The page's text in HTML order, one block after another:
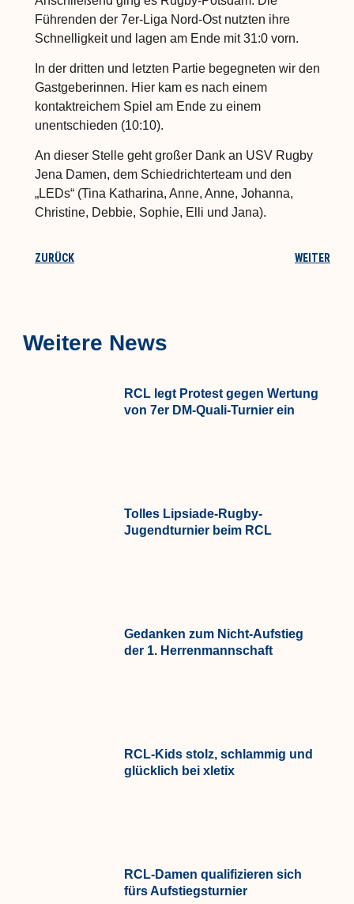
Führenden der 7er-Liga Nord-Ost nutzten ihre
Schnelligkeit und lagen am Ende mit 31:0 vorn.
In der dritten und letzten Partie begegneten wir den
Gastgeberinnen. Hier kam es nach einem
kontaktreichem Spiel am Ende zu einem
unentschieden (10:10).
An dieser Stelle geht großer Dank an USV Rugby
Jena Damen, dem Schiedrichterteam und den
„LEDs“ (Tina Katharina, Anne, Anne, Johanna,
Christine, Debbie, Sophie, Elli und Jana).
ZURÜCK WEITER
Weitere News
RCL legt Protest gegen Wertung
von 7er DM-Quali-Turnier ein
Tolles Lipsiade-Rugby-
Jugendturnier beim RCL
Gedanken zum Nicht-Aufstieg
der 1. Herrenmannschaft
RCL-Kids stolz, schlammig und
glücklich bei xletix
RCL-Damen qualifizieren sich
fürs Aufstiegsturnier